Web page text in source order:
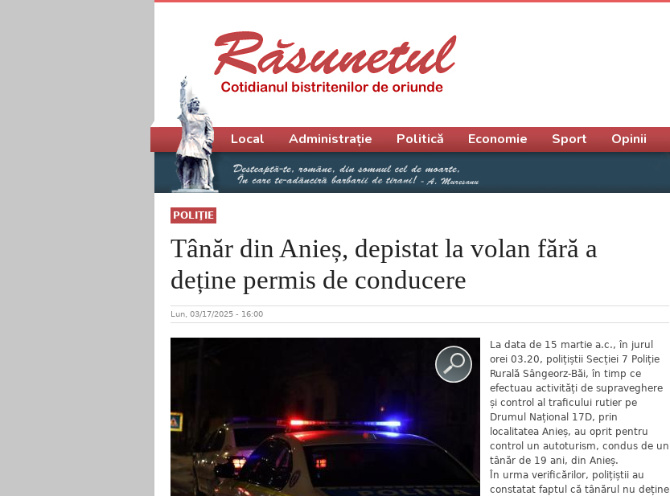
POLIŢIE
Tânăr din Anieș, depistat la volan fără a
deține permis de conducere
Lun, 03/17/2025 - 16:00
La data de 15 martie a.c., în jurul
orei 03.20, polițiștii Secției 7 Poliție
Rurală Sângeorz-Băi, în timp ce
efectuau activități de supraveghere
și control al traficului rutier pe
Drumul Național 17D, prin
localitatea Anieș, au oprit pentru
control un autoturism, condus de un
tânăr de 19 ani, din Anieș.
În urma verificărilor, polițiștii au
constatat faptul că tânărul nu deține
Meniu principal
Local Administrație Politică Economie Sport Opinii